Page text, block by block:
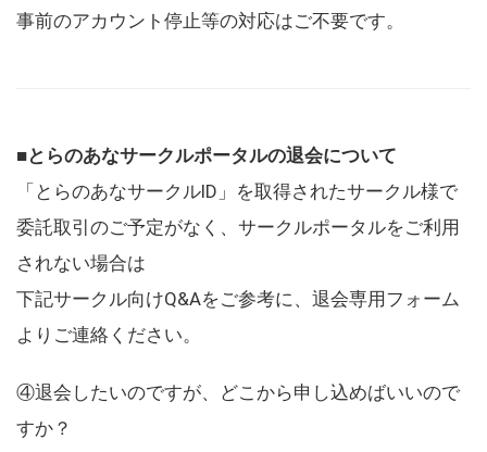
事前のアカウント停止等の対応はご不要です。
■とらのあなサークルポータルの退会について
「とらのあなサークルID」を取得されたサークル様で
委託取引のご予定がなく、サークルポータルをご利用
されない場合は
下記サークル向けQ&Aをご参考に、退会専用フォーム
よりご連絡ください。
④退会したいのですが、どこから申し込めばいいので
すか？